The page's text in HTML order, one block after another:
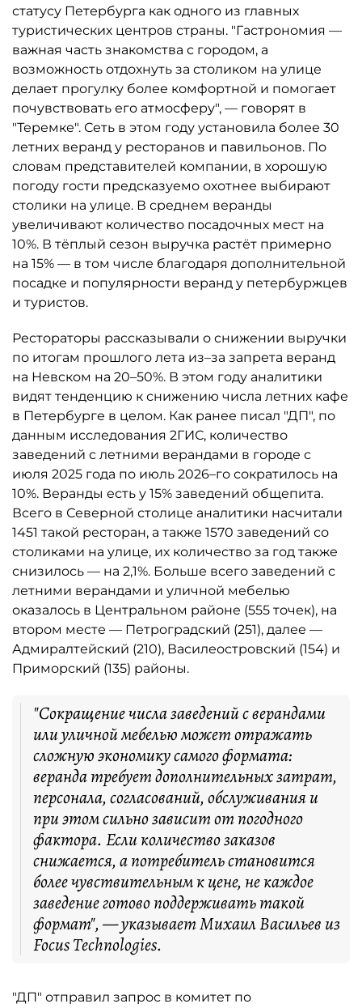
статусу Петербурга как одного из главных
туристических центров страны. "Гастрономия —
важная часть знакомства с городом, а
возможность отдохнуть за столиком на улице
делает прогулку более комфортной и помогает
почувствовать его атмосферу", — говорят в
"Теремке". Сеть в этом году установила более 30
летних веранд у ресторанов и павильонов. По
словам представителей компании, в хорошую
погоду гости предсказуемо охотнее выбирают
столики на улице. В среднем веранды
увеличивают количество посадочных мест на
10%. В тёплый сезон выручка растёт примерно
на 15% — в том числе благодаря дополнительной
посадке и популярности веранд у петербуржцев
и туристов.
Рестораторы рассказывали о снижении выручки
по итогам прошлого лета из–за запрета веранд
на Невском на 20–50%. В этом году аналитики
видят тенденцию к снижению числа летних кафе
в Петербурге в целом. Как ранее писал "ДП", по
данным исследования 2ГИС, количество
заведений с летними верандами в городе с
июля 2025 года по июль 2026–го сократилось на
10%. Веранды есть у 15% заведений общепита.
Всего в Северной столице аналитики насчитали
1451 такой ресторан, а также 1570 заведений со
столиками на улице, их количество за год также
снизилось — на 2,1%. Больше всего заведений с
летними верандами и уличной мебелью
оказалось в Центральном районе (555 точек), на
втором месте — Петроградский (251), далее —
Адмиралтейский (210), Василеостровский (154) и
Приморский (135) районы.
"Сокращение числа заведений с верандами
или уличной мебелью может отражать
сложную экономику самого формата:
веранда требует дополнительных затрат,
персонала, согласований, обслуживания и
при этом сильно зависит от погодного
фактора. Если количество заказов
снижается, а потребитель становится
более чувствительным к цене, не каждое
заведение готово поддерживать такой
формат", — указывает Михаил Васильев из
Focus Technologies.
"ДП" отправил запрос в комитет по